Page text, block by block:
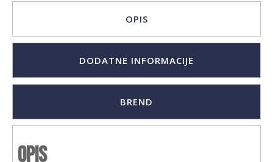
OPIS
DODATNE INFORMACIJE
BREND
Opis